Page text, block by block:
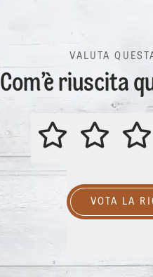
VALUTA
Com’è riuscita
VOTA LA